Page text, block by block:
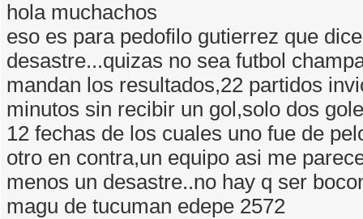
hola muchachos
eso es para pedofilo gutierrez que
desastre...quizas no sea futbol
mandan los resultados,22 partidos
minutos sin recibir un gol,solo dos
12 fechas de los cuales uno fue de
otro en contra,un equipo asi me
menos un desastre..no hay q ser
magu de tucuman edepe 2572